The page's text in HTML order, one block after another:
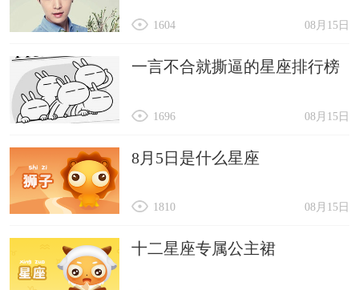
08月15日
1604
一言不合就撕逼的星座排行榜
08月15日
1696
8月5日是什么星座
08月15日
1810
十二星座专属公主裙